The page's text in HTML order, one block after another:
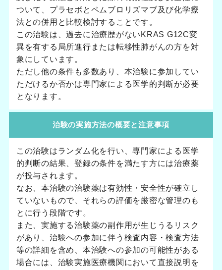
ついて、プラセボとペムブロリズマブ及び化学療
法との併用と比較検討することです。
この治験は、過去に治療歴がないKRAS G12C変
異を有する局所進行または転移性肺がんの方を対
象にしています。
ただし他の条件も多数あり、本治験に参加してい
ただけるか否かは専門家による医学的判断が必要
となります。
治験の実施方法の概要と注意事項
この治験はランダム化を行い、専門家による医学
的判断の結果、登録の条件を満たす方には治療薬
が投与されます。
なお、本治験の治験薬は有効性・安全性が確立し
ていないもので、それらの評価を厳密な管理のも
とに行う段階です。
また、実施する治験薬の副作用が生じうるリスク
があり、治験への参加に伴う検査内容・検査方法
等の詳細を含め、本治験への参加の可能性がある
場合には、治験実施医療機関において直接説明を